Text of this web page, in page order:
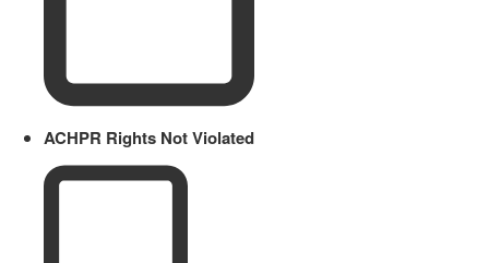
ACHPR Rights Not Violated